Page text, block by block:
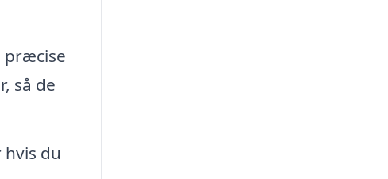
præcise
så de
du